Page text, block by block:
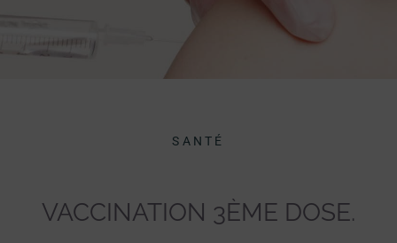
SANTÉ
VACCINATION 3ÈME DOSE.